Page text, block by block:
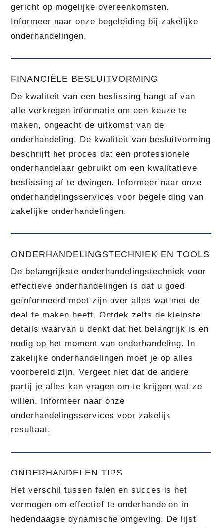
gericht op mogelijke overeenkomsten.
Informeer naar onze begeleiding bij zakelijke
onderhandelingen.
FINANCIËLE BESLUITVORMING
De kwaliteit van een beslissing hangt af van
alle verkregen informatie om een keuze te
maken, ongeacht de uitkomst van de
onderhandeling. De kwaliteit van besluitvorming
beschrijft het proces dat een professionele
onderhandelaar gebruikt om een kwalitatieve
beslissing af te dwingen. Informeer naar onze
onderhandelingsservices voor begeleiding van
zakelijke onderhandelingen.
ONDERHANDELINGSTECHNIEK EN TOOLS
De belangrijkste onderhandelingstechniek voor
effectieve onderhandelingen is dat u goed
geïnformeerd moet zijn over alles wat met de
deal te maken heeft. Ontdek zelfs de kleinste
details waarvan u denkt dat het belangrijk is en
nodig op het moment van onderhandeling. In
zakelijke onderhandelingen moet je op alles
voorbereid zijn. Vergeet niet dat de andere
partij je alles kan vragen om te krijgen wat ze
willen. Informeer naar onze
onderhandelingsservices voor zakelijk
resultaat.
ONDERHANDELEN TIPS
Het verschil tussen falen en succes is het
vermogen om effectief te onderhandelen in
hedendaagse dynamische omgeving. De lijst